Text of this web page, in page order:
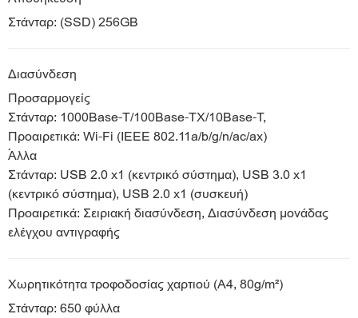
Στάνταρ: (SSD) 256GB
Διασύνδεση
Προσαρμογείς
Στάνταρ: 1000Base-T/100Base-TX/10Base-T,
Προαιρετικά: Wi-Fi (IEEE 802.11a/b/g/n/ac/ax)
Άλλα
Στάνταρ: USB 2.0 x1 (κεντρικό σύστημα), USB 3.0 x1
(κεντρικό σύστημα), USB 2.0 x1 (συσκευή)
Προαιρετικά: Σειριακή διασύνδεση, Διασύνδεση μονάδας
ελέγχου αντιγραφής
Χωρητικότητα τροφοδοσίας χαρτιού (A4, 80g/m²)
Στάνταρ: 650 φύλλα